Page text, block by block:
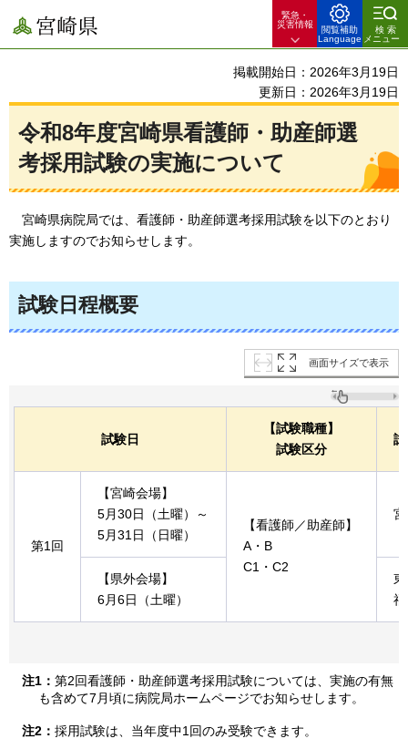
宮崎県
緊急・
災害情報
閲覧補助
Language
検索
メニュー
掲載開始日：2026年3月19日
更新日：2026年3月19日
令和8年度宮崎県看護師・助産師選
考採用試験の実施について
宮崎県病院局では、看護師・助産師選考採用試験を以下のとおり
実施しますのでお知らせします。
試験日程概要
画面サイズで表示
試験日
【試験職種】
試験区分
第1回
【宮崎会場】
5月30日（土曜）～
5月31日（日曜）
【看護師／助産師】
A・B
C1・C2
【県外会場】
6月6日（土曜）
注1： 第2回看護師・助産師選考採用試験については、実施の有無
も含めて7月頃に病院局ホームページでお知らせします。
注2： 採用試験は、当年度中1回のみ受験できます。